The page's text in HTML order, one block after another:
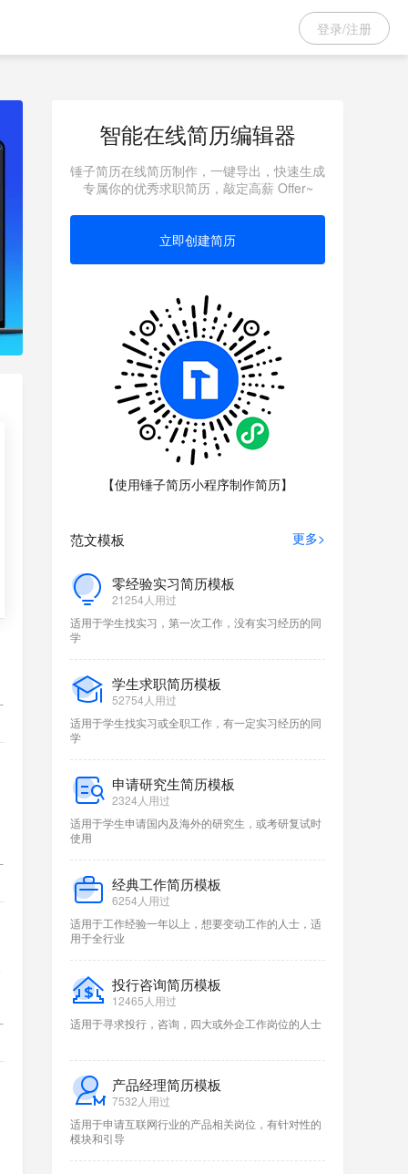
登录/注册
智能在线简历编辑器
锤子简历在线简历制作，一键导出，快速生成
专属你的优秀求职简历，敲定高薪 Offer~
立即创建简历
【使用锤子简历小程序制作简历】
范文模板 更多>
零经验实习简历模板
21254人用过
适用于学生找实习，第一次工作，没有实习经历的同
学
学生求职简历模板
52754人用过
适用于学生找实习或全职工作，有一定实习经历的同
学
申请研究生简历模板
2324人用过
适用于学生申请国内及海外的研究生，或考研复试时
使用
经典工作简历模板
6254人用过
适用于工作经验一年以上，想要变动工作的人士，适
用于全行业
投行咨询简历模板
12465人用过
适用于寻求投行，咨询，四大或外企工作岗位的人士
产品经理简历模板
7532人用过
适用于申请互联网行业的产品相关岗位，有针对性的
模块和引导